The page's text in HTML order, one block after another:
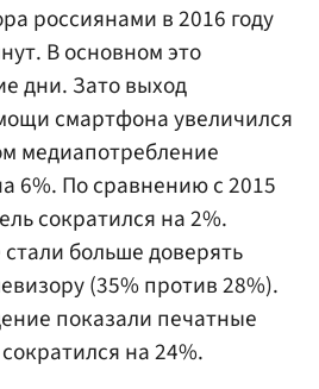
россиянами в 2016 году
В основном это
дни. Зато выход
смартфона увеличился
медиапотребление
6%. По сравнению с 2015
сократился на 2%.
больше доверять
(35% против 28%).
показали печатные
на 24%.